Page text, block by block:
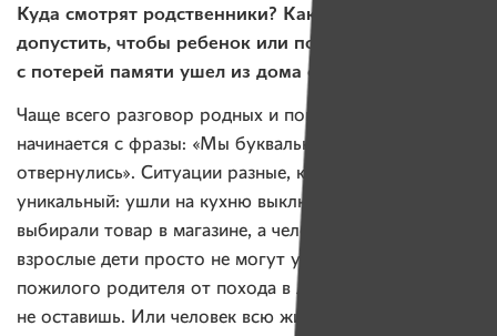
Куда смотрят родственники? Как можно было
допустить, чтобы ребенок или пожилой человек
с потерей памяти ушел из дома один?
Чаще всего разговор родных и поисковиками
начинается с фразы: «Мы буквально на минуту
отвернулись». Ситуации разные, каждый случай
уникальный: ушли на кухню выключить плиту,
выбирали товар в магазине, а человек исчез. Иногда
взрослые дети просто не могут удержать своего
пожилого родителя от похода в лес: силой дома
не оставишь. Или человек всю жизнь туда ходил,